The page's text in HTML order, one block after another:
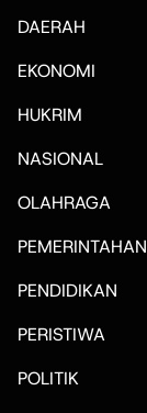
DAERAH
EKONOMI
HUKRIM
NASIONAL
OLAHRAGA
PEMERINTAHAN
PENDIDIKAN
PERISTIWA
POLITIK